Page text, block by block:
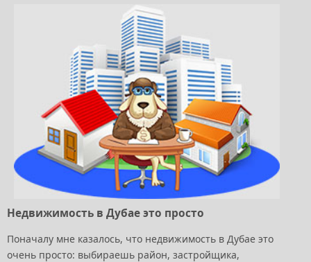
Недвижимость в Дубае это просто
Поначалу мне казалось, что недвижимость в Дубае это
очень просто: выбираешь район, застройщика,